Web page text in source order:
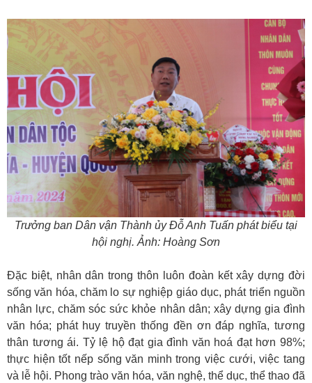
Trưởng ban Dân vận Thành ủy Đỗ Anh Tuấn phát biểu tại
hội nghị. Ảnh: Hoàng Sơn
Đặc biệt, nhân dân trong thôn luôn đoàn kết xây dựng đời
sống văn hóa, chăm lo sự nghiệp giáo dục, phát triển nguồn
nhân lực, chăm sóc sức khỏe nhân dân; xây dựng gia đình
văn hóa; phát huy truyền thống đền ơn đáp nghĩa, tương
thân tương ái. Tỷ lệ hộ đạt gia đình văn hoá đạt hơn 98%;
thực hiện tốt nếp sống văn minh trong việc cưới, việc tang
và lễ hội. Phong trào văn hóa, văn nghệ, thể dục, thể thao đã